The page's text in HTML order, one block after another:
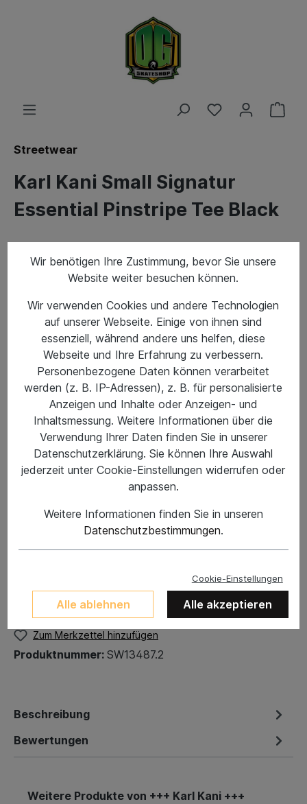
Streetwear
Karl Kani Small Signatur
Essential Pinstripe Tee Black
29,95 €*
Preise inkl. MwSt. zzgl. Versandkosten
M S
Zum Merkzettel hinzufügen
Produktnummer: SW13487.2
Beschreibung
Bewertungen
Weitere Produkte von +++ Karl Kani +++
Wir benötigen Ihre Zustimmung, bevor Sie unsere
Website weiter besuchen können.
Wir verwenden Cookies und andere Technologien
auf unserer Webseite. Einige von ihnen sind
essenziell, während andere uns helfen, diese
Webseite und Ihre Erfahrung zu verbessern.
Personenbezogene Daten können verarbeitet
werden (z. B. IP-Adressen), z. B. für personalisierte
Anzeigen und Inhalte oder Anzeigen- und
Inhaltsmessung. Weitere Informationen über die
Verwendung Ihrer Daten finden Sie in unserer
Datenschutzerklärung. Sie können Ihre Auswahl
jederzeit unter Cookie-Einstellungen widerrufen oder
anpassen.
Weitere Informationen finden Sie in unseren
Datenschutzbestimmungen.
Cookie-Einstellungen
Alle ablehnen Alle akzeptieren